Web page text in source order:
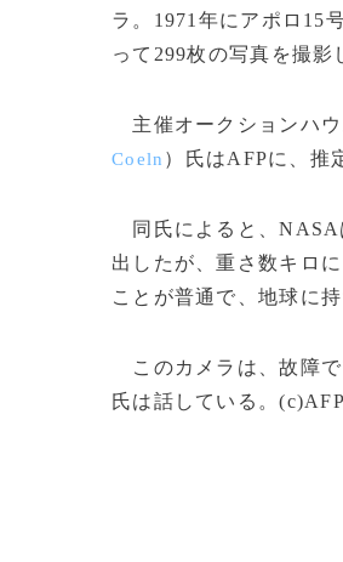
ラ。1971年にアポロ15
って299枚の写真を撮影
主催オークションハ
Coeln ）氏はAFPに、推
同氏によると、NASA
出したが、重さ数キロ
ことが普通で、地球に
このカメラは、故障で
氏は話している。(c)AFP